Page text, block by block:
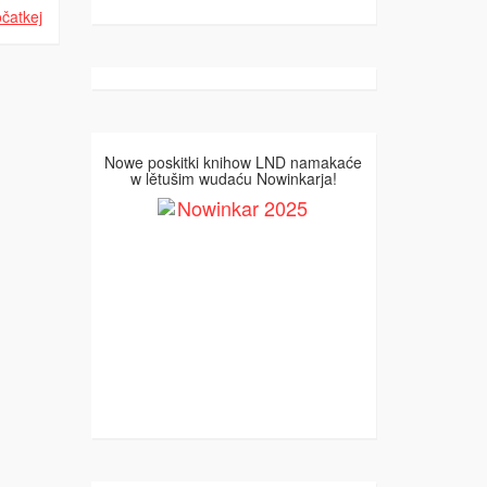
Nowe poskitki knihow LND namakaće
w lětušim wudaću Nowinkarja!